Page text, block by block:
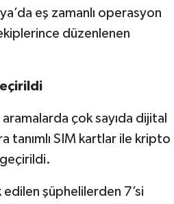
eş zamanlı operasyon
düzenlenen
çok sayıda dijital
tanımlı SIM kartlar ile kripto
geçirildi.
edilen şüphelilerden 7’si